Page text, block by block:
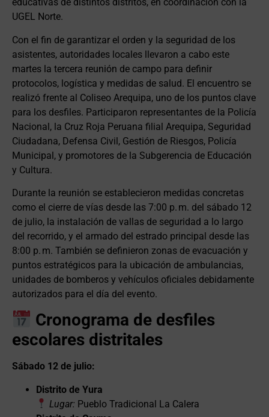
UGEL Norte.
Con el fin de garantizar el orden y la seguridad de los
asistentes, autoridades locales llevaron a cabo este
martes la tercera reunión de campo para definir
protocolos, logística y medidas de salud. El encuentro se
realizó frente al Coliseo Arequipa, uno de los puntos clave
para los desfiles. Participaron representantes de la Policía
Nacional, la Cruz Roja Peruana filial Arequipa, Seguridad
Ciudadana, Defensa Civil, Gestión de Riesgos, Policía
Municipal, y promotores de la Subgerencia de Educación
y Cultura.
Durante la reunión se establecieron medidas concretas
como el cierre de vías desde las 7:00 p. m. del sábado 12
de julio, la instalación de vallas de seguridad a lo largo
del recorrido, y el armado del estrado principal desde las
8:00 p. m. También se definieron zonas de evacuación y
puntos estratégicos para la ubicación de ambulancias,
unidades de bomberos y vehículos oficiales debidamente
autorizados para el día del evento.
Cronograma de desfiles
escolares distritales
Sábado 12 de julio:
Distrito de Yura
Lugar: Pueblo Tradicional La Calera